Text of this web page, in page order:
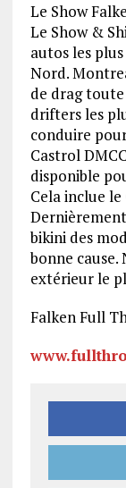
Le Show
Le Show &
autos les
Nord.
de drag toute
drifters les
conduire
Castrol
disponible
Cela inclue
bikini des
bonne cause.
extérieur le
Falken Full